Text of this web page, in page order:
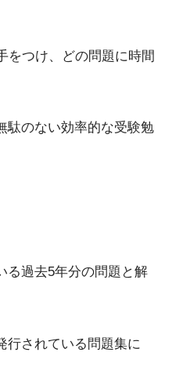
をつけ、どの問題に時間
駄のない効率的な受験勉
る過去5年分の問題と解
行されている問題集に